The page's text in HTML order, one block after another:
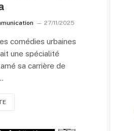
27/11/2025
comédies urbaines
une spécialité
sa carrière de